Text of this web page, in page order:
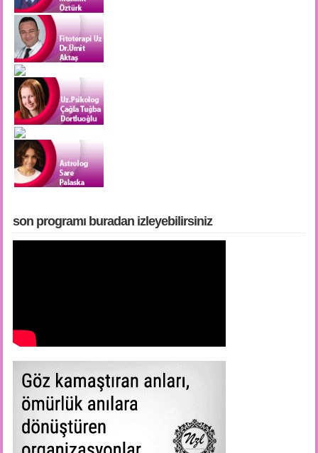
son programı buradan i̇zleyebilirsiniz